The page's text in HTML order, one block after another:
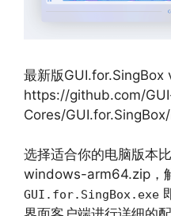
最新版GUI.for.SingBox
https://github.com/
Cores/
选择适合你的电脑版本
windows-arm64.zip，
GUI.for.SingBox.exe